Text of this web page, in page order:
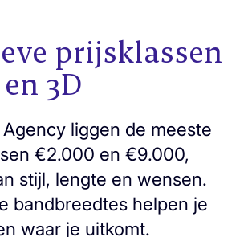
prijsklassen
3D
liggen de meeste
€2.000 en €9.000,
stijl, lengte en wensen.
bandbreedtes helpen je
waar je uitkomt.